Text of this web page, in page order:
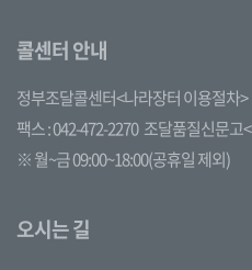
콜센터 안내
정부조달콜센터<나라장터 이용절차>
팩스 : 042-472-2270 조달품질신문고
※ 월~금 09:00~18:00(공휴일 제외)
오시는 길